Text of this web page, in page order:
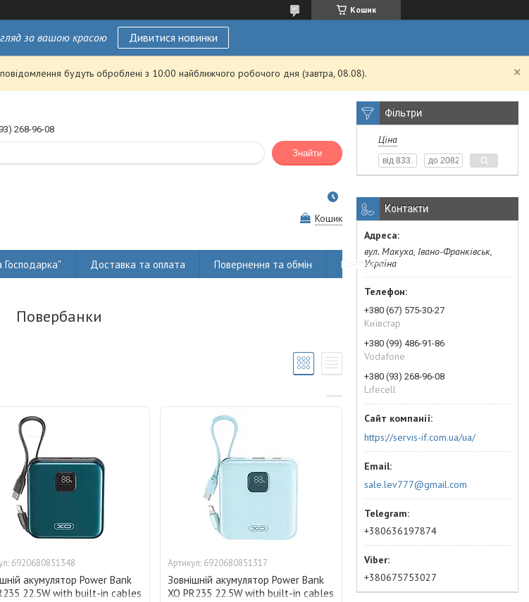
Кошик
за вашою красою Дивитися новинки
будуть оброблені з 10:00 найближчого робочого дня (завтра, 08.08).
268-96-08
Знайти
Кошик
Господарка" Доставка та оплата Повернення та обмін Контакти
Повербанки
6920680851348
акумулятор Power Bank
22.5W with built-in cables
6920680851317
Зовнішній акумулятор Power Bank
XO PR235 22.5W with built-in cables
Фільтри
Ціна
Контакти
вул. Макуха, Івано-Франківськ,
Україна
+380 (67) 575-30-27
Київстар
+380 (99) 486-91-86
Vodafone
+380 (93) 268-96-08
Lifecell
https://servis-if.com.ua/ua/
sale.lev777@gmail.com
+380636197874
+380675753027